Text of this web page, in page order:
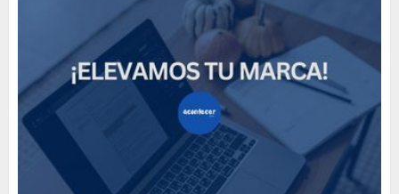
How Many of These Italian
Foods Have You Tried?
MAYO 14, 2024